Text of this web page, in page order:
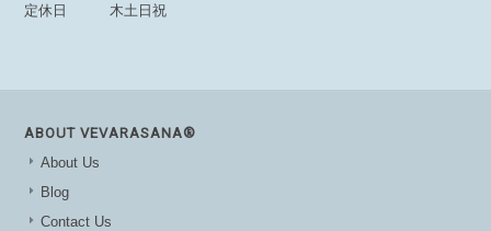
定休日
木土日祝
ABOUT VEVARASANA®︎
About Us
Blog
Contact Us